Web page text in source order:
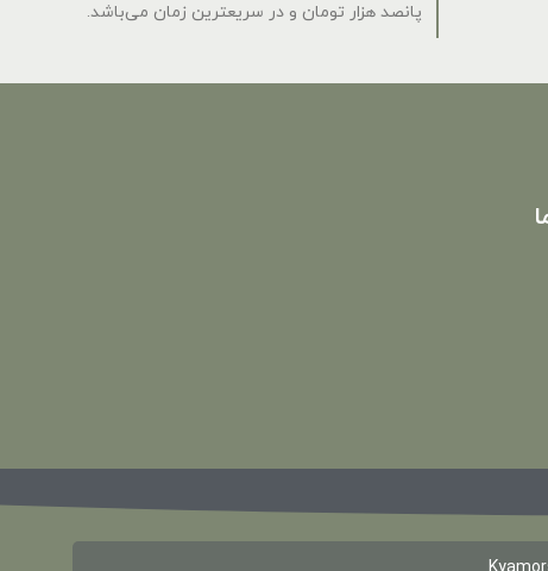
پانصد هزار تومان و در سریعترین زمان می‌باشد.